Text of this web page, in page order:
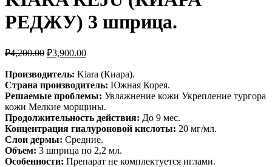
РЕДЖУ) 3 шприца.
₽4,200.00 Первоначальная
составляла
₽4,200.00.
₽3,900.00Текущая
₽3,900.00.
Производитель: Kiara (Киара).
Страна производитель: Южная Корея.
Решаемые проблемы: Увлажнение кожи Укрепление тургора
кожи Мелкие морщины.
Продолжительность действия: До 9 мес.
Концентрация гиалуроновой кислоты: 20 мг/мл.
Слои дермы: Средние.
Объем: 3 шприца по 2,2 мл.
Особенности: Препарат не комплектуется иглами.